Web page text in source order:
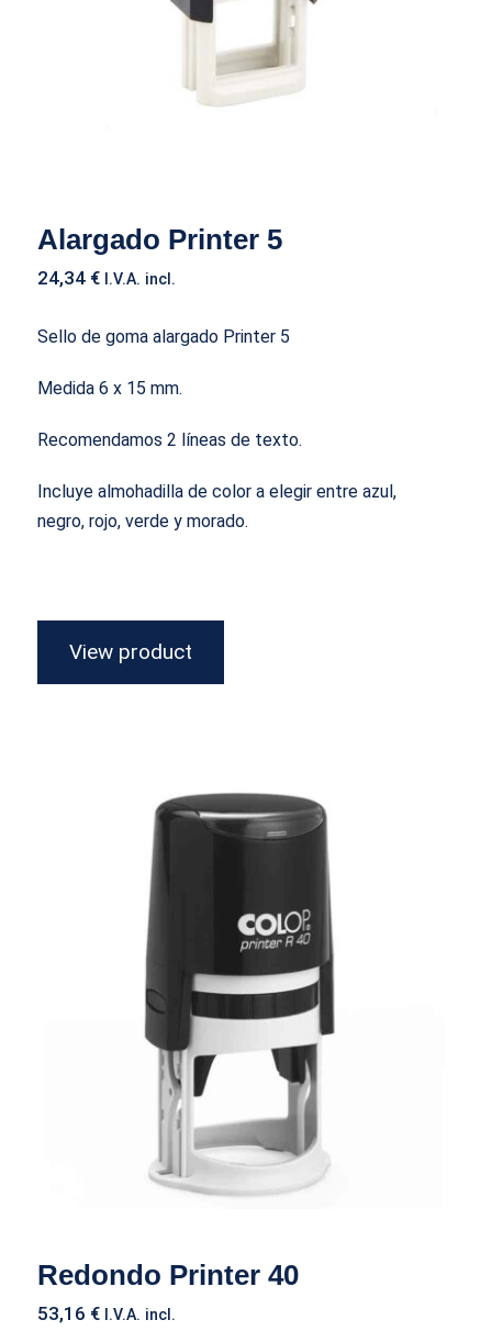
Alargado Printer 5
24,34 € I.V.A. incl.
Sello de goma alargado Printer 5
Medida 6 x 15 mm.
Recomendamos 2 líneas de texto.
Incluye almohadilla de color a elegir entre azul,
negro, rojo, verde y morado.
View product
Redondo Printer 40
Redondo Printer 40
53,16 € I.V.A. incl.